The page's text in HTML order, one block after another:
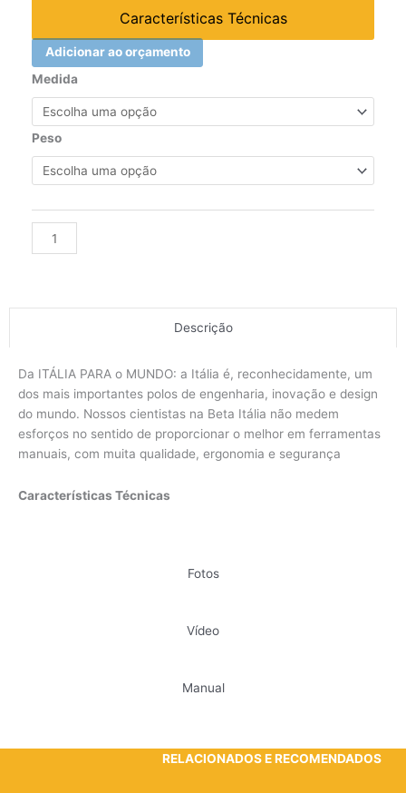
Características Técnicas
Adicionar ao orçamento
Medida
Peso
JOGO
DE
CHAVE
L
ABAULADA
TORX
SUPORTE
Descrição
Fotos
Vídeo
Manual
Da ITÁLIA PARA o MUNDO: a Itália é, reconhecidamente, um
dos mais importantes polos de engenharia, inovação e design
do mundo. Nossos cientistas na Beta Itália não medem
esforços no sentido de proporcionar o melhor em ferramentas
manuais, com muita qualidade, ergonomia e segurança
Características Técnicas
RELACIONADOS E RECOMENDADOS